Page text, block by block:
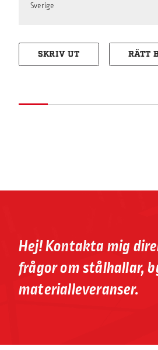
Sverige
SKRIV UT RÄTT
Hej! Kontakta mig
frågor om stålhallar,
materialleveranser.